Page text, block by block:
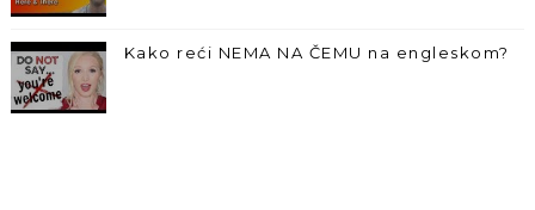
Kako reći NEMA NA ČEMU na engleskom?